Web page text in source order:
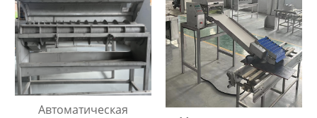
Автоматическая